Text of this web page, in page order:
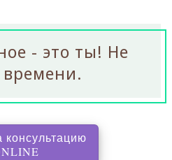
- это ты! Не
консультацию
, перенаправляет на